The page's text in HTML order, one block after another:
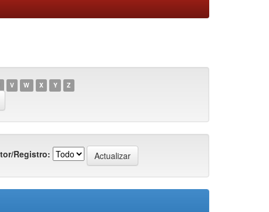
V W X Y Z
Registro: